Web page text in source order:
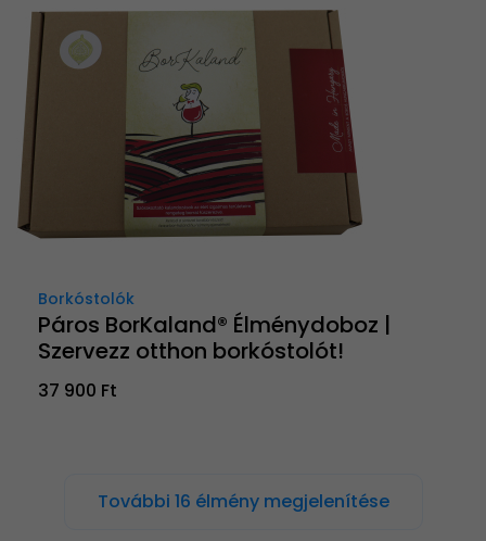
Borkóstolók
Páros BorKaland® Élménydoboz |
Szervezz otthon borkóstolót!
37 900 Ft
További 16 élmény megjelenítése